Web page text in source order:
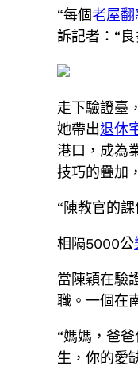
“每個老屋
訴記者：“
走下驗證臺
她帶出退休
港口，成為
技巧的疊加
“陳教官的
相隔5000公
當陳穎在驗
職。一個在
“媽媽，爸
生，你的愛